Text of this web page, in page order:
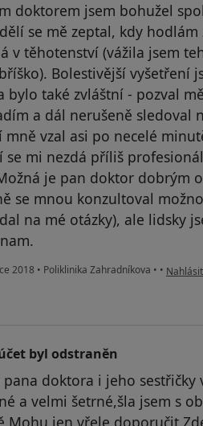
doktorem jsem bohužel
se mě zeptal, kdy
v těhotenství (vážila jsem
Bolestivější vyšetření
bylo také zvláštní - pozval
a dál nerušeně sledoval
mně vzal asi po necelé
se mi nezdá příliš
je pan doktor dobrým
se mnou konzultoval
na mé otázky), ale lidsky
2018 • Poliklinika Zahradníkova • • podle
byl odstraněn
pana doktora i jeho
a velmi šetrné,šla jsem s
jen vřele